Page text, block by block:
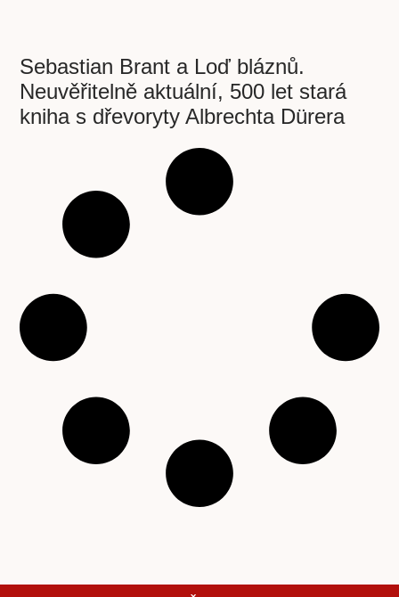
Sebastian Brant a Loď bláznů.
Neuvěřitelně aktuální, 500 let stará
kniha s dřevoryty Albrechta Dürera